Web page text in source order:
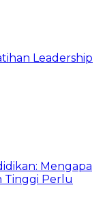
Leadership
Mengapa
Tinggi Perlu